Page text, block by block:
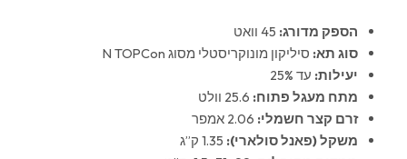
הספק מדורג:
סוג תא: סיליקון מונוקריסטלי מסוג N TOPCon
יעילות: עד 25%
מתח מעגל פתוח:
זרם קצר חשמלי:
משקל (פאנל סולארי):